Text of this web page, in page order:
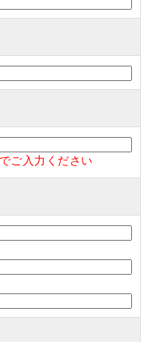
ご入力ください